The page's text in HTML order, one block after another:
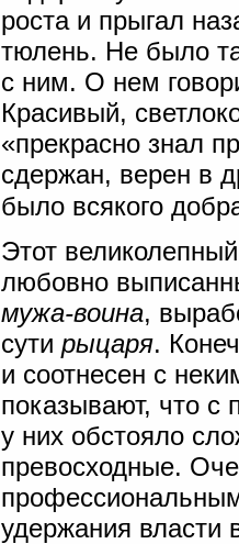
роста и прыгал
тюлень. Не было
с ним. О нем
Красивый,
«прекрасно знал
сдержан, верен в
было всякого
Этот
любовно
мужа-воина,
сути рыцаря.
и соотнесен с
показывают, что с
у них обстояло
превосходные.
удержания власти